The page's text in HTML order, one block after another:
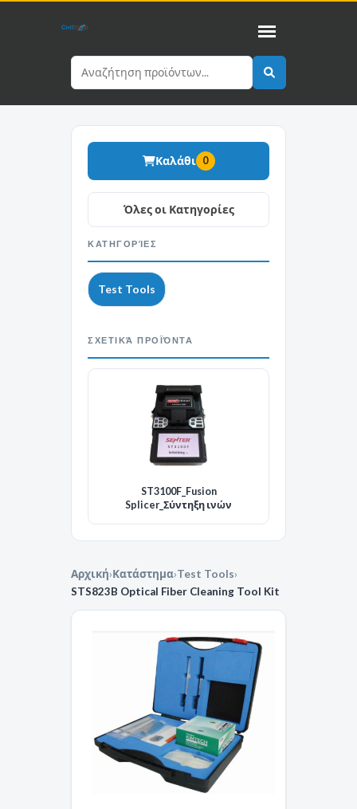
Καλάθι 0
ΚΑΤΗΓΟΡΊΕΣ
Test Tools
ΣΧΕΤΙΚΆ ΠΡΟΪΌΝΤΑ
ST3100F_Fusion
Splicer_Σύντηξη ινών
Αρχική›Κατάστημα›Test Tools›
STS823B Optical Fiber Cleaning Tool Kit